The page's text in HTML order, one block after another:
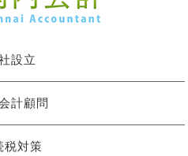
設立
計顧問
税対策